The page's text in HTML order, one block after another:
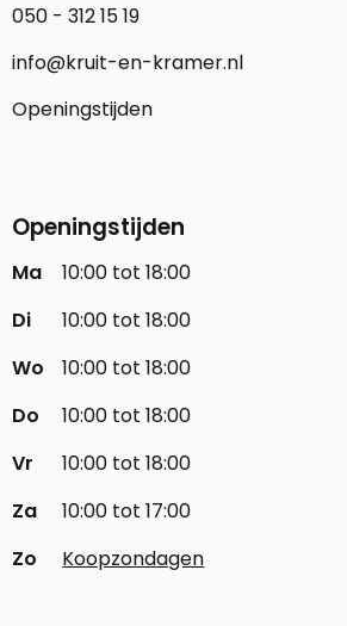
050 - 312 15 19
info@kruit-en-kramer.nl
Openingstijden
Openingstijden
Ma
10:00 tot 18:00
Di
10:00 tot 18:00
Wo
10:00 tot 18:00
Do
10:00 tot 18:00
Vr
10:00 tot 18:00
Za
10:00 tot 17:00
Zo
Koopzondagen